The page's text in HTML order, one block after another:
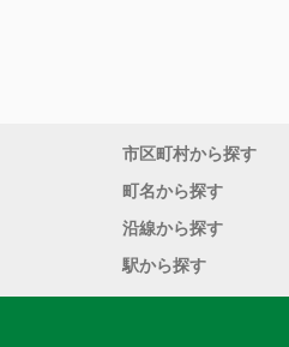
市区町村から探す
町名から探す
沿線から探す
駅から探す